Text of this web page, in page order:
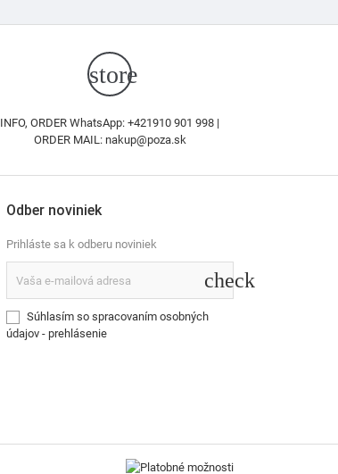
store
INFO, ORDER WhatsApp: +421910 901 998 |
ORDER MAIL: nakup@poza.sk
Odber noviniek
Prihláste sa k odberu noviniek
check
Súhlasím so spracovaním osobných
údajov - prehlásenie